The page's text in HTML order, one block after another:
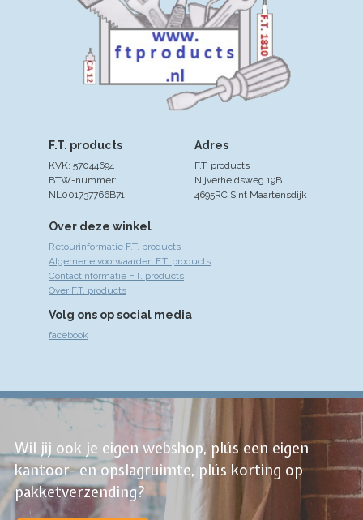
Over deze winkel
Retourinformatie F.T. products
Algemene voorwaarden F.T. products
Contactinformatie F.T. products
Over F.T. products
Volg ons op social media
facebook
Adres
F.T. products
Nijverheidsweg 19B
4695RC Sint Maartensdijk
F.T. products
KVK: 57044694
BTW-nummer:
NL001737766B71
Wil jij ook je eigen webshop, plús een eigen
kantoor- en opslagruimte, plús korting op
pakketverzending?